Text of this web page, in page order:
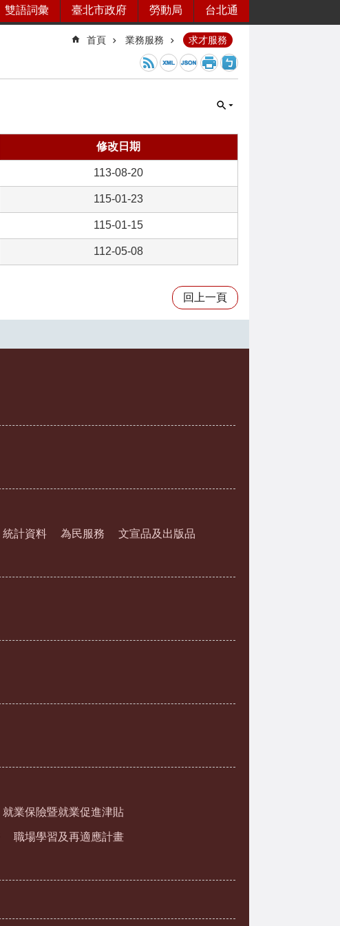
雙語詞彙 臺北市政府 勞動局 台北通
首頁 業務服務 求才服務
修改日期
113-08-20
115-01-23
115-01-15
112-05-08
回上一頁
統計資料 為民服務 文宣品及出版品
就業保險暨就業促進津貼
職場學習及再適應計畫